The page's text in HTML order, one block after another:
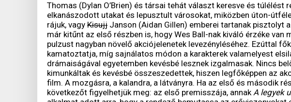
Thomas (Dylan O’Brien) és társai tehát választ keresve és túlélést
elkanászodott utakat és lepusztult városokat, miközben úton-
rájuk, vagy Kisujj Janson (Aidan Gillen) emberei tartanak pisztolyt
már kitűnt az első részben is, hogy Wes Ball-nak kiváló érzéke van
pulzust nagyban növelő akciójelenetek levezényléséhez. Ezúttal
kamatoztatja, míg sajnálatos módon a karakterek valamelyest
drámaiságával egyetemben kevésbé lesznek izgalmasak. Nincs
kimunkáltak és kevésbé összeszedettek, hiszen legfőképpen az
film. A mozgásra, a kalandra, a látványra. Ha az első és második
következőt figyelhetjük meg: az első premisszája, annakA legyek